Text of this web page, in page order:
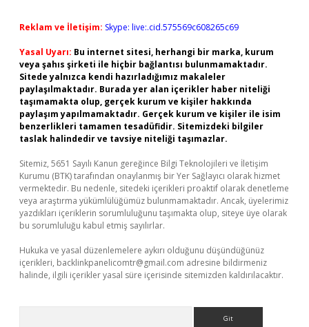
Reklam ve İletişim: Skype: live:.cid.575569c608265c69
Yasal Uyarı: Bu internet sitesi, herhangi bir marka, kurum
veya şahıs şirketi ile hiçbir bağlantısı bulunmamaktadır.
Sitede yalnızca kendi hazırladığımız makaleler
paylaşılmaktadır. Burada yer alan içerikler haber niteliği
taşımamakta olup, gerçek kurum ve kişiler hakkında
paylaşım yapılmamaktadır. Gerçek kurum ve kişiler ile isim
benzerlikleri tamamen tesadüfidir. Sitemizdeki bilgiler
taslak halindedir ve tavsiye niteliği taşımazlar.
Sitemiz, 5651 Sayılı Kanun gereğince Bilgi Teknolojileri ve İletişim
Kurumu (BTK) tarafından onaylanmış bir Yer Sağlayıcı olarak hizmet
vermektedir. Bu nedenle, sitedeki içerikleri proaktif olarak denetleme
veya araştırma yükümlülüğümüz bulunmamaktadır. Ancak, üyelerimiz
yazdıkları içeriklerin sorumluluğunu taşımakta olup, siteye üye olarak
bu sorumluluğu kabul etmiş sayılırlar.
Hukuka ve yasal düzenlemelere aykırı olduğunu düşündüğünüz
içerikleri, backlinkpanelicomtr@gmail.com adresine bildirmeniz
halinde, ilgili içerikler yasal süre içerisinde sitemizden kaldırılacaktır.